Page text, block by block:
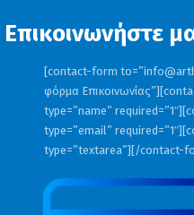
Επικοινωνήστε
[contact-form to=”
φόρμα
type=”name”
type=”email”
type=”textarea”][/contact-